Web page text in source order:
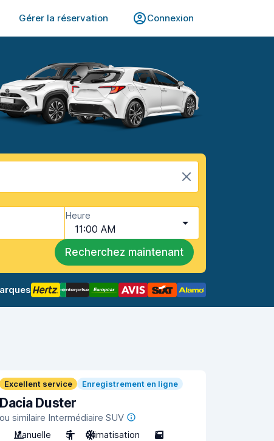
Gérer la réservation Connexion
Heure
11:00 AM
Recherchez maintenant
Excellent service Enregistrement en ligne
Dacia Duster
ou similaire Intermédiaire SUV
Manuelle
5 Climatisation 5